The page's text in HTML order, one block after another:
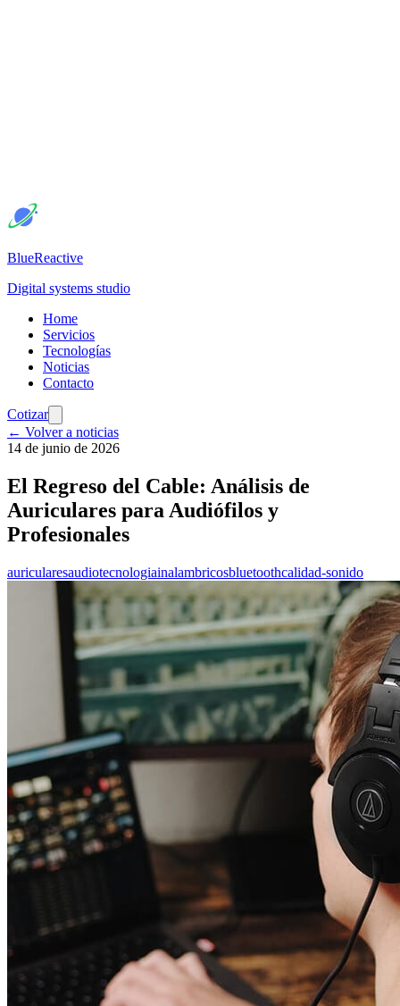
BlueReactive
Digital systems studio
Home
Servicios
Tecnologías
Noticias
Contacto
Cotizar
← Volver a noticias
14 de junio de 2026
El Regreso del Cable: Análisis de
Auriculares para Audiófilos y
Profesionales
auricularesaudiotecnologiainalambricosbluetoothcalidad-sonido